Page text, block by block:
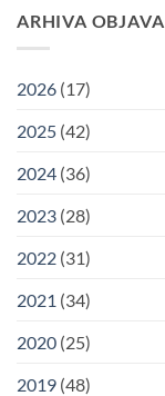
ARHIVA OBJAVA
2026 (17)
2025 (42)
2024 (36)
2023 (28)
2022 (31)
2021 (34)
2020 (25)
2019 (48)